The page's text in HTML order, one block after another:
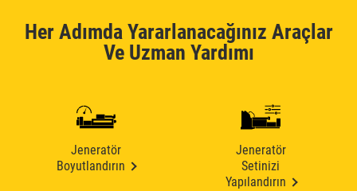
Her Adımda Yararlanacağınız Araçlar
Ve Uzman Yardımı
Jeneratör
Boyutlandırın
Jeneratör
Setinizi
Yapılandırın